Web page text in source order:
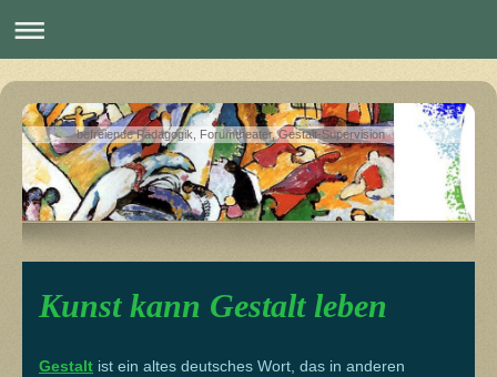
befreiende Pädagogik, Forumtheater, Gestalt-Supervision
Kunst kann Gestalt leben
Gestalt ist ein altes deutsches Wort, das in anderen